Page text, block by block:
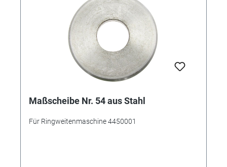
Maßscheibe Nr. 54 aus Stahl
Für Ringweitenmaschine 4450001